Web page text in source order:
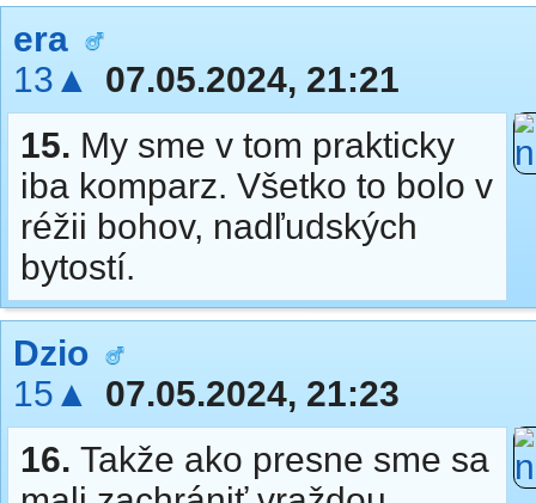
era
13▲
07.05.2024, 21:21
15. My sme v tom prakticky
iba komparz. Všetko to bolo v
réžii bohov, nadľudských
bytostí.
Dzio
15▲
07.05.2024, 21:23
16. Takže ako presne sme sa